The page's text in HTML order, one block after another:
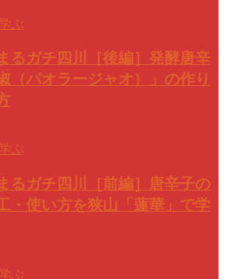
ぶ
るガチ四川［後編］発酵唐辛
（パオラージャオ）」の作り
ぶ
るガチ四川［前編］唐辛子の
・使い方を狭山「蓮華」で学
ぶ